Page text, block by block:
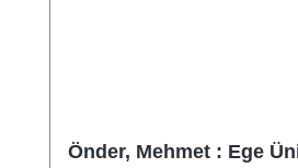
Önder, Mehmet : Ege